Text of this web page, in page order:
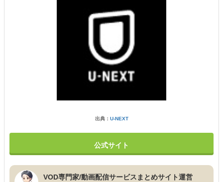
出典： U-NEXT
公式サイト
VOD専門家/動画配信サービスまとめサイト運営